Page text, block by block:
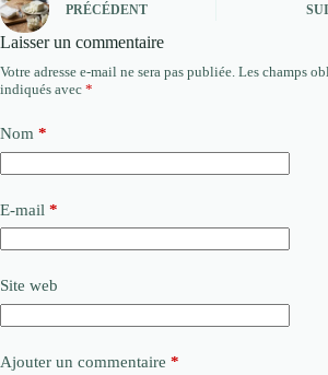
PRÉCÉDENT
Laisser un commentaire
Votre adresse e-mail ne sera pas publiée. Les champs
indiqués avec *
Nom *
E-mail *
Site web
Ajouter un commentaire *